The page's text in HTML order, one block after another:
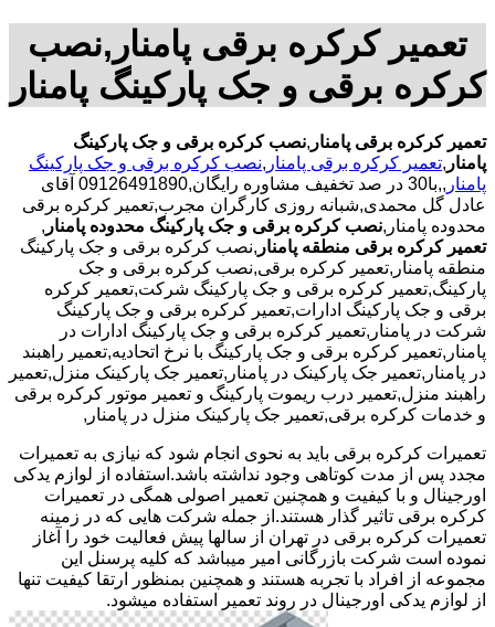
تعمیر کرکره برقی پامنار,نصب
کرکره برقی و جک پارکینگ پامنار
تعمیر کرکره برقی پامنار ,نصب کرکره برقی و جک پارکینگ
پامنار ,تعمیر کرکره برقی پامنار ,نصب کرکره برقی و جک پارکینگ
پامنار
,,با30 در صد تخفیف مشاوره رایگان,09126491890 آقای
عادل گل محمدی,شبانه روزی کارگران مجرب,تعمیر کرکره برقی
محدوده پامنار,نصب کرکره برقی و جک پارکینگ محدوده پامنار ,
تعمیر کرکره برقی منطقه پامنار ,نصب کرکره برقی و جک پارکینگ
منطقه پامنار,تعمیر کرکره برقی,نصب کرکره برقی و جک
پارکینگ,تعمیر کرکره برقی و جک پارکینگ شرکت,تعمیر کرکره
برقی و جک پارکینگ ادارات,تعمیر کرکره برقی و جک پارکینگ
شرکت در پامنار,تعمیر کرکره برقی و جک پارکینگ ادارات در
پامنار,تعمیر کرکره برقی و جک پارکینگ با نرخ اتحادیه,تعمیر راهبند
در پامنار,تعمیر جک پارکینک در پامنار,تعمیر جک پارکینک منزل,تعمیر
راهبند منزل,تعمیر درب ریموت پارکینگ و تعمیر موتور کرکره برقی
و خدمات کرکره برقی,تعمیر جک پارکینک منزل در پامنار,
تعمیرات کرکره برقی باید به نحوی انجام شود که نیازی به تعمیرات
مجدد پس از مدت کوتاهی وجود نداشته باشد.استفاده از لوازم یدکی
اورجینال و با کیفیت و همچنین تعمیر اصولی همگی در تعمیرات
کرکره برقی تاثیر گذار هستند.از جمله شرکت هایی که در زمینه
تعمیرات کرکره برقی در تهران از سالها پیش فعالیت خود را آغاز
نموده است شرکت بازرگانی امیر میباشد که کلیه پرسنل این
مجموعه از افراد با تجربه هستند و همچنین بمنظور ارتقا کیفیت تنها
از لوازم یدکی اورجینال در روند تعمیر استفاده میشود.